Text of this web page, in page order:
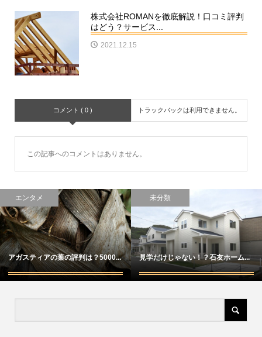
株式会社ROMANを徹底解説！口コミ評判
はどう？サービス...
2021.12.15
コメント ( 0 ) トラックバックは利用できません。
この記事へのコメントはありません。
エンタメ
アガスティアの葉の評判は？5000...
未分類
見学だけじゃない！？石友ホーム...